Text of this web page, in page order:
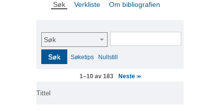
Søk Verkliste Om bibliografien
Søk
Søk Søketips Nullstill
1–10 av 183 Neste >>
Tittel